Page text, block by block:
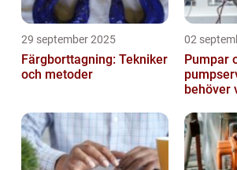
29 september 2025
Färgborttagning: Tekniker
och metoder
02
Pumpar
behöver